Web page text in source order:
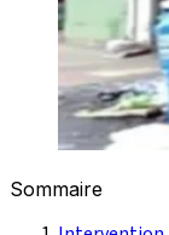
Sommaire